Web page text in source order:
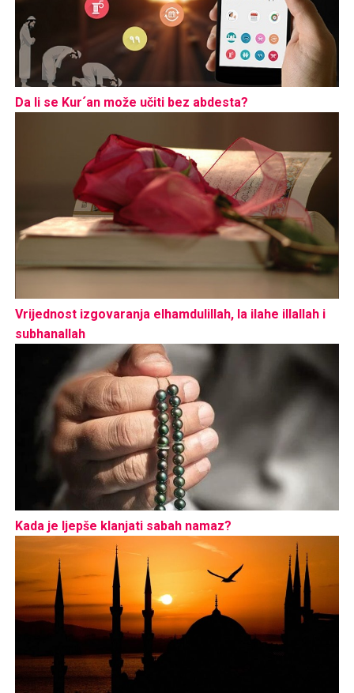
Da li se Kur´an može učiti bez abdesta?
Vrijednost izgovaranja elhamdulillah, la ilahe illallah i
subhanallah
Kada je ljepše klanjati sabah namaz?